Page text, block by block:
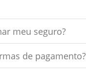
meu seguro?
de pagamento?